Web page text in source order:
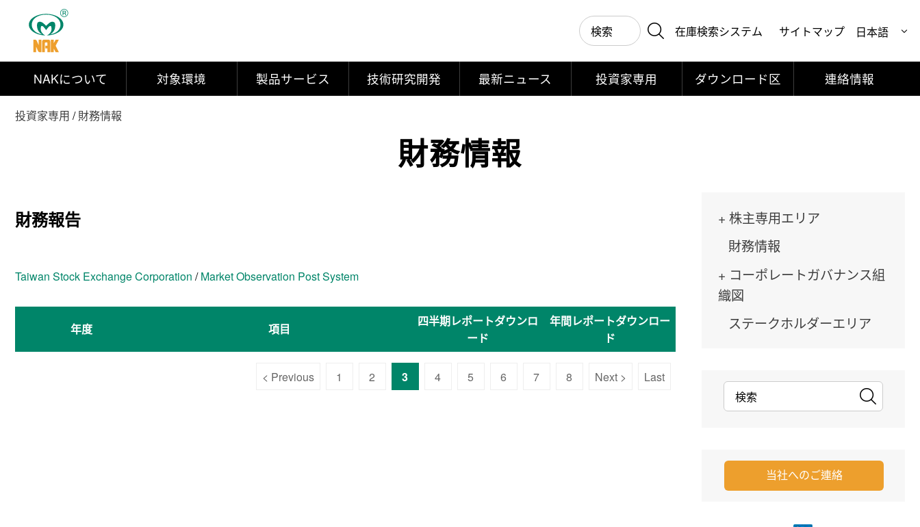
在庫検索システム サイトマップ
NAKについて 対象環境 製品サービス 技術研究開発 最新ニュース 投資家専用 ダウンロード区 連絡情報
投資家専用 /財務情報
財務情報
財務報告
Taiwan Stock Exchange Corporation /Market Observation Post System
年度 項目
四半期レポートダウンロ
ード
年間レポートダウンロー
ド
< Previous 1 2 3 4 5 6 7 8 Next > Last
株主専用エリア
財務情報
コーポレートガバナンス組
織図
ステークホルダーエリア
当社へのご連絡